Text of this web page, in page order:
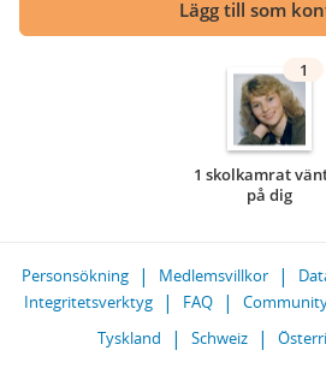
Lägg till som
1
1 skolkamrat
på dig
Personsökning Medlemsvillkor
Integritetsverktyg
FAQ
Tyskland
Schweiz